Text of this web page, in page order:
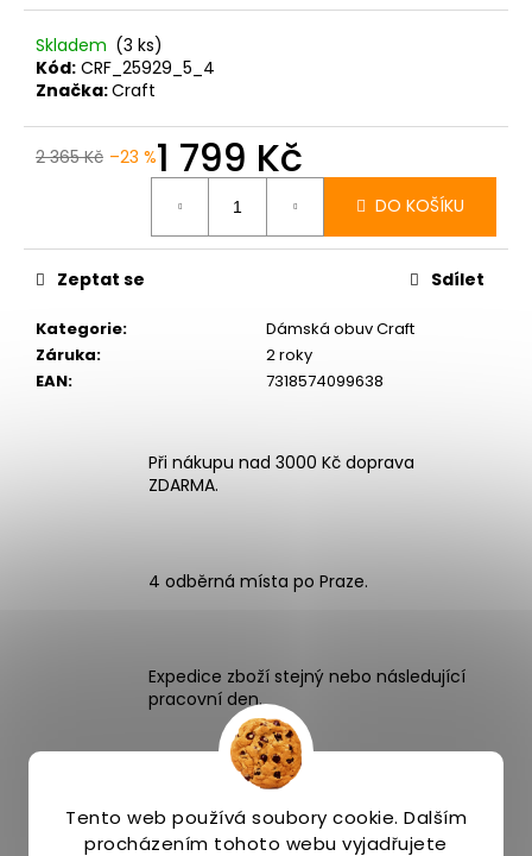
Tento web používá soubory cookie. Dalším
procházením tohoto webu vyjadřujete
Skladem (3 ks)
Kód: CRF_25929_5_4
Značka:Craft
2 365 Kč –23 %1 799 Kč
DO KOŠÍKU
Kategorie:
Dámská obuv Craft
Záruka:
2 roky
EAN: 7318574099638
Zeptat se Sdílet
Při nákupu nad 3000 Kč doprava
ZDARMA.
4 odběrná místa po Praze.
Expedice zboží stejný nebo následující
pracovní den.
Široký výběr více než 1000 produktů
pro běhání.